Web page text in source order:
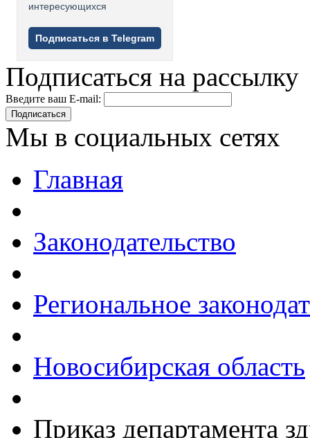
интересующихся
Подписаться в Telegram
Подписаться на рассылку
Введите ваш E-mail:
Подписаться
Мы в социальных сетях
Главная
Законодательство
Региональное
Новосибирская область
Приказ департамента